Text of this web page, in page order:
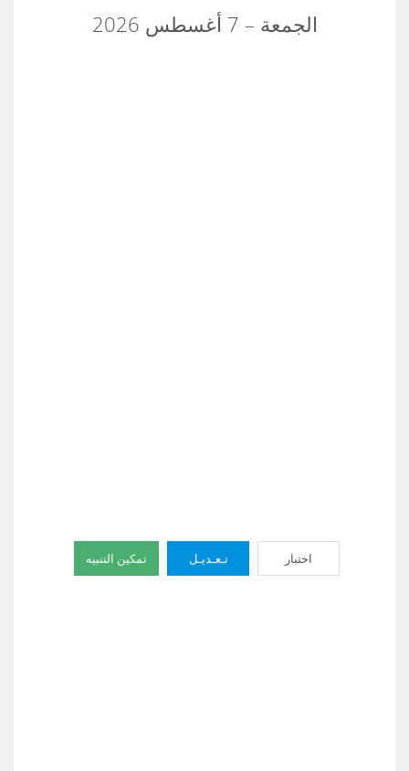
الجمعة – 7 أغسطس 2026
اختبار تـعـديـل تمكين التنبيه